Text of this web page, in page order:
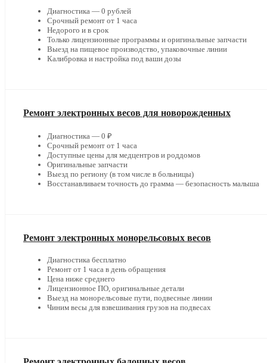
Диагностика — 0 рублей
Срочный ремонт от 1 часа
Недорого и в срок
Только лицензионные программы и оригинальные запчасти
Выезд на пищевое производство, упаковочные линии
Калибровка и настройка под ваши дозы
Ремонт электронных весов для новорожденных
Диагностика — 0 ₽
Срочный ремонт от 1 часа
Доступные цены для медцентров и роддомов
Оригинальные запчасти
Выезд по региону (в том числе в больницы)
Восстанавливаем точность до грамма — безопасность малыша
Ремонт электронных монорельсовых весов
Диагностика бесплатно
Ремонт от 1 часа в день обращения
Цена ниже среднего
Лицензионное ПО, оригинальные детали
Выезд на монорельсовые пути, подвесные линии
Чиним весы для взвешивания грузов на подвесах